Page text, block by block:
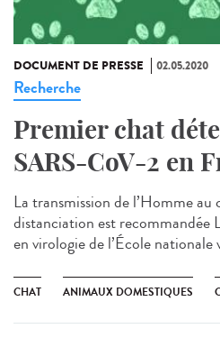
DOCUMENT DE PRESSE 02.05.2020
Recherche
Premier chat
SARS-CoV-2 en
La transmission de l’Homme au
distanciation est recommandée
en virologie de l’École nationale
CHAT ANIMAUX DOMESTIQUES